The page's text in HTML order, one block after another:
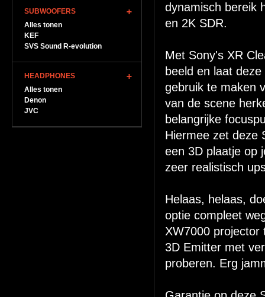
SUBWOOFERS
Alles tonen
KEF
SVS Sound R-evolution
HEADPHONES
Alles tonen
Denon
JVC
dynamisch bereik
en 2K SDR.
Met Sony's XR
beeld en laat
gebruik te maken
van de scene
belangrijke
Hiermee zet deze
een 3D plaatje op
zeer realistisch
Helaas, helaas,
optie compleet
XW7000 projector
3D Emitter met
proberen. Erg